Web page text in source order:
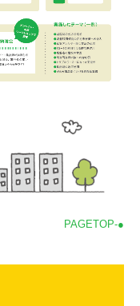
PAGETOP-●